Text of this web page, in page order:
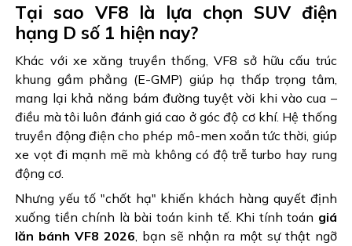
Tại sao VF8 là lựa chọn SUV điện
hạng D số 1 hiện nay?
Khác với xe xăng truyền thống, VF8 sở hữu cấu trúc
khung gầm phẳng (E-GMP) giúp hạ thấp trọng tâm,
mang lại khả năng bám đường tuyệt vời khi vào cua –
điều mà tôi luôn đánh giá cao ở góc độ cơ khí. Hệ thống
truyền động điện cho phép mô-men xoắn tức thời, giúp
xe vọt đi mạnh mẽ mà không có độ trễ turbo hay rung
động cơ.
Nhưng yếu tố "chốt hạ" khiến khách hàng quyết định
xuống tiền chính là bài toán kinh tế. Khi tính toán giá
lăn bánh VF8 2026, bạn sẽ nhận ra một sự thật ngỡ